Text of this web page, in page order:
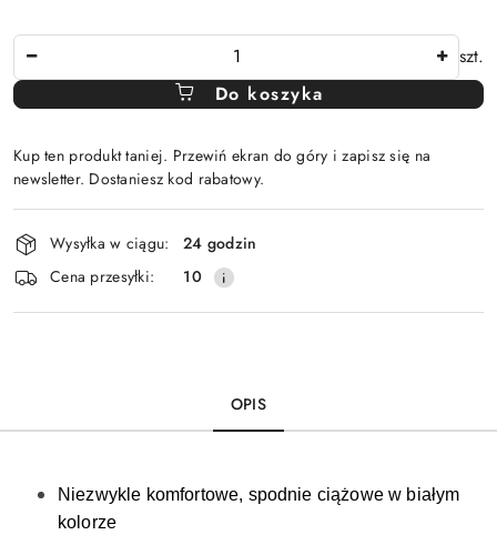
szt.
Do koszyka
Kup ten produkt taniej. Przewiń ekran do góry i zapisz się na
newsletter. Dostaniesz kod rabatowy.
Dostępność
i
dostawa
Wysyłka w ciągu:
24 godzin
Cena przesyłki:
10
OPIS
Niezwykle komfortowe, spodnie ciążowe w białym
kolorze